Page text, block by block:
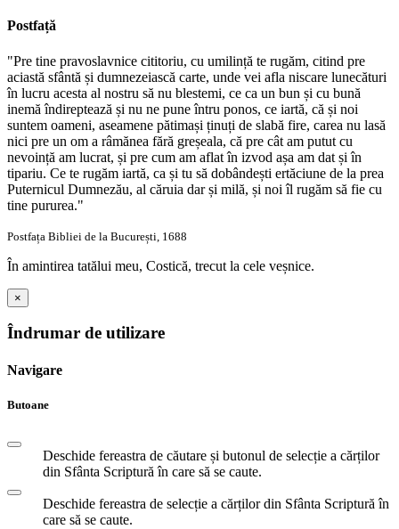
Postfață
"Pre tine pravoslavnice cititoriu, cu umilință te rugăm, citind pre
aciastă sfântă și dumnezeiască carte, unde vei afla niscare lunecături
în lucru acesta al nostru să nu blestemi, ce ca un bun și cu bună
inemă îndireptează și nu ne pune întru ponos, ce iartă, că și noi
suntem oameni, aseamene pătimași ținuți de slabă fire, carea nu lasă
nici pre un om a râmănea fără greșeala, că pre cât am putut cu
nevoință am lucrat, și pre cum am aflat în izvod așa am dat și în
tipariu. Ce te rugăm iartă, ca și tu să dobândești ertăciune de la prea
Puternicul Dumnezău, al căruia dar și milă, și noi îl rugăm să fie cu
tine pururea."
Postfața Bibliei de la București, 1688
În amintirea tatălui meu, Costică, trecut la cele veșnice.
×
Îndrumar de utilizare
Navigare
Butoane
Deschide fereastra de căutare și butonul de selecție a cărților
din Sfânta Scriptură în care să se caute.
Deschide fereastra de selecție a cărților din Sfânta Scriptură în
care să se caute.